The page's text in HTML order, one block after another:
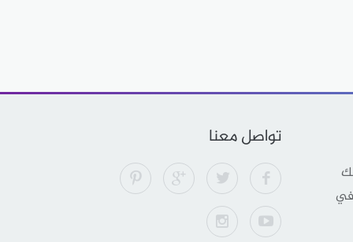
في
تواصل معنا